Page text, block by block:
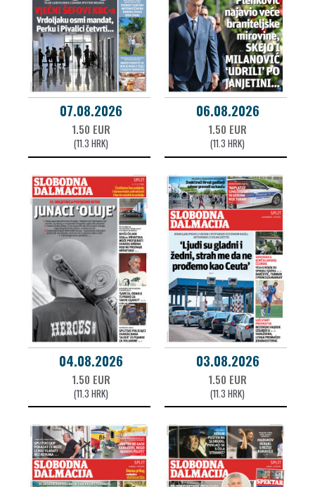
07.08.2026
1.50 EUR
(11.3 HRK)
06.08.2026
1.50 EUR
(11.3 HRK)
04.08.2026
1.50 EUR
(11.3 HRK)
03.08.2026
1.50 EUR
(11.3 HRK)